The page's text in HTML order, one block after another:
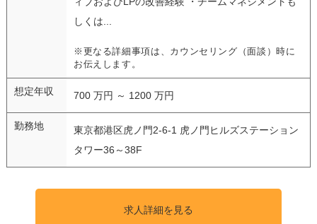
しくは...
※更なる詳細事項は、カウンセリング（面談）時に
お伝えします。
想定年収 700 万円 ～ 1200 万円
勤務地
東京都港区虎ノ門2-6-1 虎ノ門ヒルズステーション
タワー36～38F
求人詳細を見る